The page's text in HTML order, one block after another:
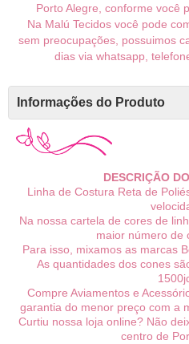
Porto Alegre, conforme você
Na Malú Tecidos você pode
sem preocupações, possuimos
dias via whatsapp,
Informações do Produto
DESCRIÇÃO
Linha de Costura Reta de
Na nossa cartela de cores de
maior número de
Para isso, mixamos as marcas
As quantidades dos cones
Compre Aviamentos e
garantia do menor preço com a
Curtiu nossa loja online? Não
centro de